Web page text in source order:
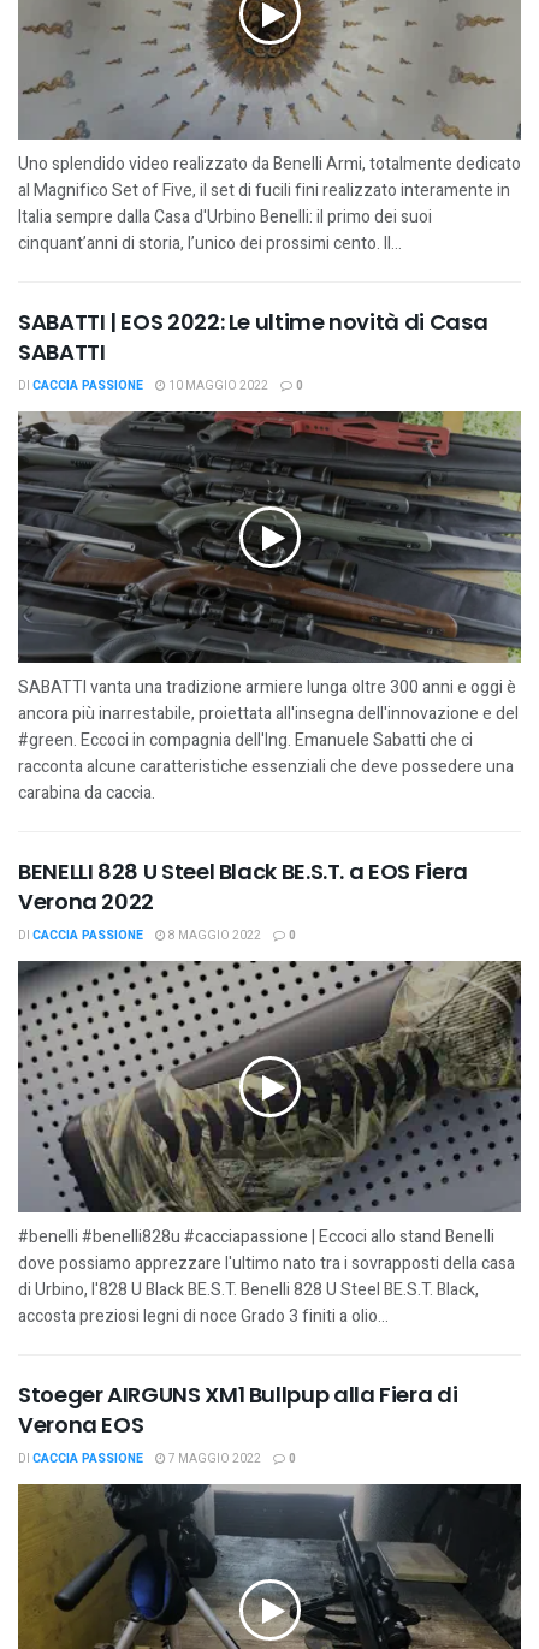
Uno splendido video realizzato da Benelli Armi, totalmente dedicato
al Magnifico Set of Five, il set di fucili fini realizzato interamente in
Italia sempre dalla Casa d'Urbino Benelli: il primo dei suoi
cinquant’anni di storia, l’unico dei prossimi cento. Il...
SABATTI | EOS 2022: Le ultime novità di Casa
SABATTI
DI CACCIA PASSIONE 10 MAGGIO 2022 0
SABATTI vanta una tradizione armiere lunga oltre 300 anni e oggi è
ancora più inarrestabile, proiettata all'insegna dell'innovazione e del
#green. Eccoci in compagnia dell'Ing. Emanuele Sabatti che ci
racconta alcune caratteristiche essenziali che deve possedere una
carabina da caccia.
BENELLI 828 U Steel Black BE.S.T. a EOS Fiera
Verona 2022
DI CACCIA PASSIONE 8 MAGGIO 2022 0
#benelli #benelli828u #cacciapassione | Eccoci allo stand Benelli
dove possiamo apprezzare l'ultimo nato tra i sovrapposti della casa
di Urbino, l'828 U Black BE.S.T. Benelli 828 U Steel BE.S.T. Black,
accosta preziosi legni di noce Grado 3 finiti a olio...
Stoeger AIRGUNS XM1 Bullpup alla Fiera di
Verona EOS
DI CACCIA PASSIONE 7 MAGGIO 2022 0